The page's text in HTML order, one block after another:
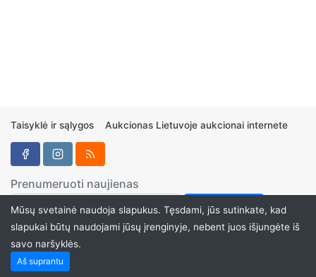
Taisyklė ir sąlygos Aukcionas Lietuvoje aukcionai internete
Prenumeruoti naujienas
Mūsų svetainė naudoja slapukus. Tęsdami, jūs sutinkate, kad
slapukai būtų naudojami jūsų įrenginyje, nebent juos išjungėte iš
savo naršyklės.
Aš suprantu